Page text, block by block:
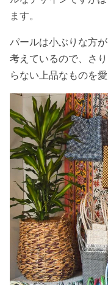
ます。
パールは小ぶりな方
考えているので、さ
らない上品なものを